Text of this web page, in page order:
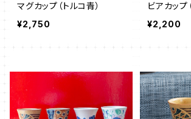
マグカップ（トルコ青）
¥2,750
ビアカップ
¥2,200